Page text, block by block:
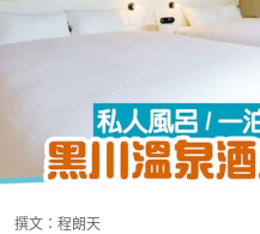
撰文： 程朗天